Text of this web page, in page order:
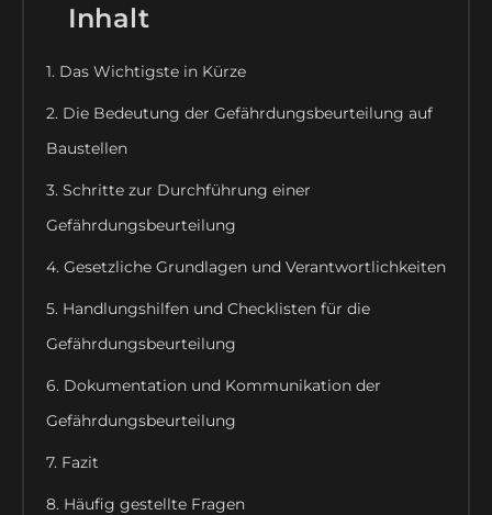
Inhalt
1. Das Wichtigste in Kürze
2. Die Bedeutung der Gefährdungsbeurteilung auf
Baustellen
3. Schritte zur Durchführung einer
Gefährdungsbeurteilung
4. Gesetzliche Grundlagen und Verantwortlichkeiten
5. Handlungshilfen und Checklisten für die
Gefährdungsbeurteilung
6. Dokumentation und Kommunikation der
Gefährdungsbeurteilung
7. Fazit
8. Häufig gestellte Fragen